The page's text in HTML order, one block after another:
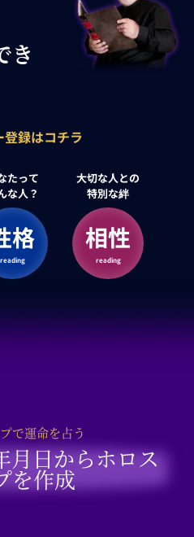
き
登録はコチラ
たって
な人？
格
reading
大切な人との
特別な絆
相性
reading
で運命を占う
月日からホロス
を作成